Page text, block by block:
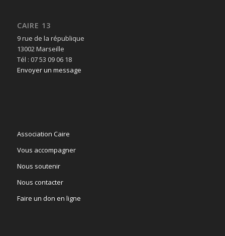
CAIRE 13
9 rue de la république
13002 Marseille
Tél : 07 53 09 06 18
Envoyer un message
Association Caire
Vous accompagner
Nous soutenir
Nous contacter
Faire un don en ligne